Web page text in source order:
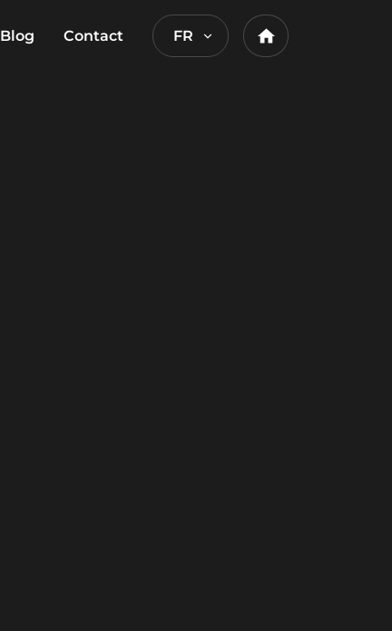
Blog Contact FR Home